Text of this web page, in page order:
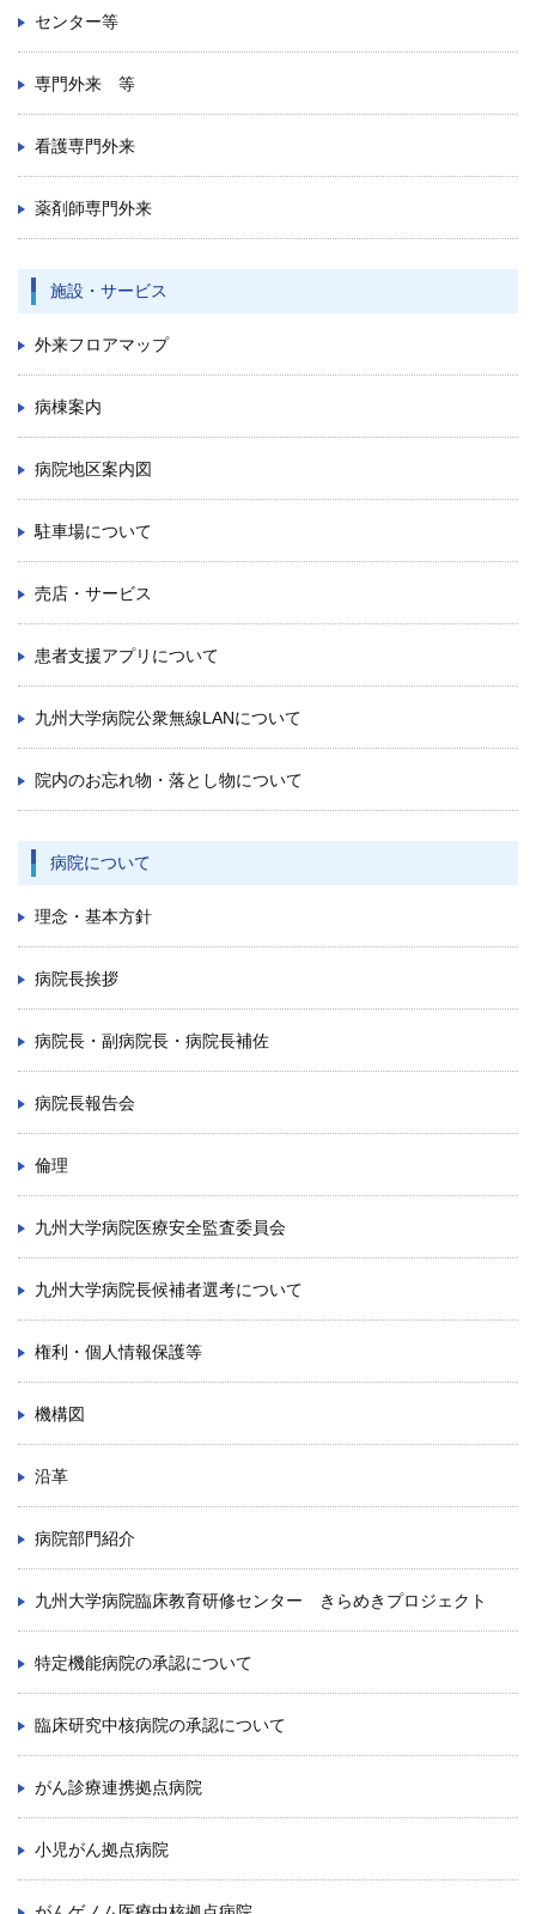
センター等
専門外来 等
看護専門外来
薬剤師専門外来
施設・サービス
外来フロアマップ
病棟案内
病院地区案内図
駐車場について
売店・サービス
患者支援アプリについて
九州大学病院公衆無線LANについて
院内のお忘れ物・落とし物について
病院について
理念・基本方針
病院長挨拶
病院長・副病院長・病院長補佐
病院長報告会
倫理
九州大学病院医療安全監査委員会
九州大学病院長候補者選考について
権利・個人情報保護等
機構図
沿革
病院部門紹介
九州大学病院臨床教育研修センター きらめきプロジェクト
特定機能病院の承認について
臨床研究中核病院の承認について
がん診療連携拠点病院
小児がん拠点病院